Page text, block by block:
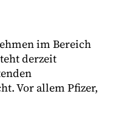
im Bereich
derzeit
Vor allem Pfizer,